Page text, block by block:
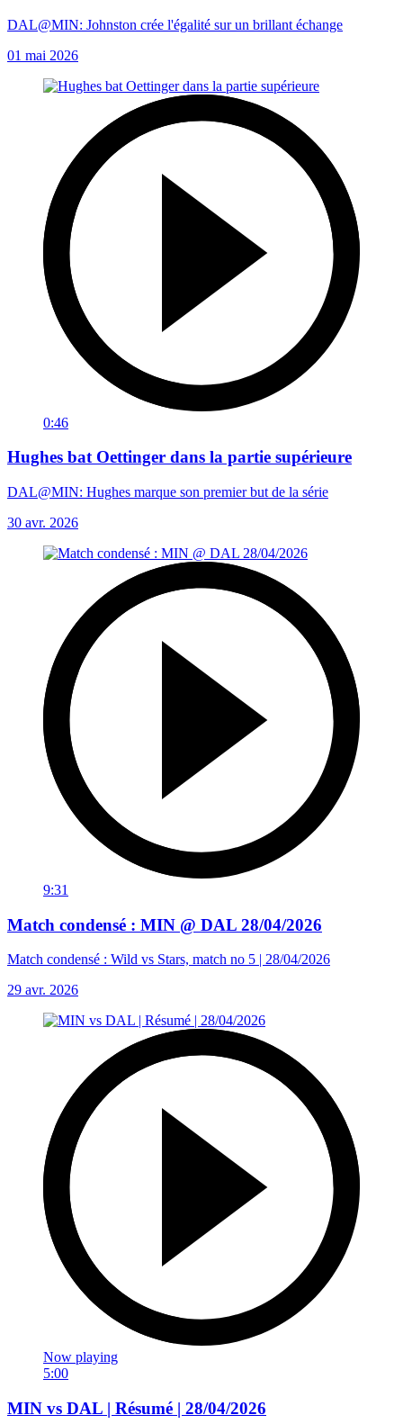
DAL@MIN: Johnston crée l'égalité sur un brillant échange
01 mai 2026
0:46
Hughes bat Oettinger dans la partie supérieure
DAL@MIN: Hughes marque son premier but de la série
30 avr. 2026
9:31
Match condensé : MIN @ DAL 28/04/2026
Match condensé : Wild vs Stars, match no 5 | 28/04/2026
29 avr. 2026
Now playing
5:00
MIN vs DAL | Résumé | 28/04/2026